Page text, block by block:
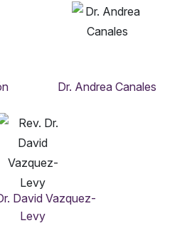
Dr. Andrea Canales
David Vazquez-
Levy